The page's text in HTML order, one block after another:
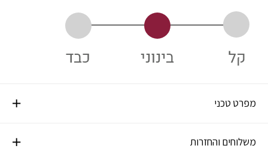
מפרט טכני
משלוחים והחזרות